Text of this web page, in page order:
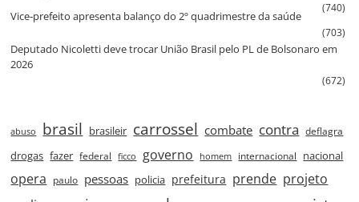
(740)
Vice‑prefeito apresenta balanço do 2º quadrimestre da saúde
(703)
Deputado Nicoletti deve trocar União Brasil pelo PL de Bolsonaro em
2026
(672)
abuso brasil brasileir carrossel combate contra deflagra
drogas fazer federal ficco governo homem internacional nacional
opera paulo pessoas policia prefeitura prende projeto